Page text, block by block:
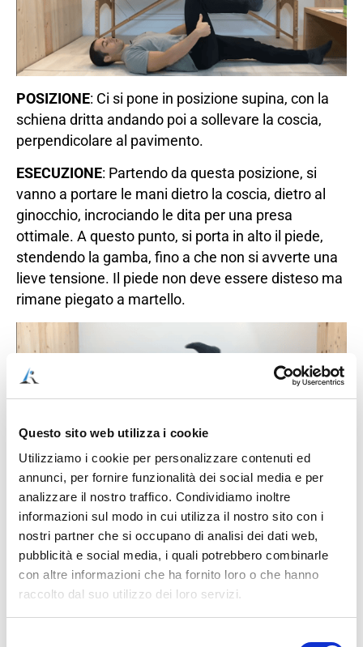
Questo sito web utilizza i cookie
Utilizziamo i cookie per personalizzare contenuti ed
annunci, per fornire funzionalità dei social media e per
analizzare il nostro traffico. Condividiamo inoltre
informazioni sul modo in cui utilizza il nostro sito con i
nostri partner che si occupano di analisi dei dati web,
pubblicità e social media, i quali potrebbero combinarle
con altre informazioni che ha fornito loro o che hanno
raccolto dal suo utilizzo dei loro servizi.
POSIZIONE: Ci si pone in posizione supina, con la
schiena dritta andando poi a sollevare la coscia,
perpendicolare al pavimento.
ESECUZIONE: Partendo da questa posizione, si
vanno a portare le mani dietro la coscia, dietro al
ginocchio, incrociando le dita per una presa
ottimale. A questo punto, si porta in alto il piede,
stendendo la gamba, fino a che non si avverte una
lieve tensione. Il piede non deve essere disteso ma
rimane piegato a martello.
TEMPO: La posizione va mantenuta per 3 o 4
secondi, dopodichè il piede e la gamba si
abbassano, senza mai lasciare la presa dietro al
ginocchio. L’esercizio può essere ripetuto per 30
volte, su ciascuno dei lati, cambiando lato ogni 10
ripetizioni, se si è più comodi.